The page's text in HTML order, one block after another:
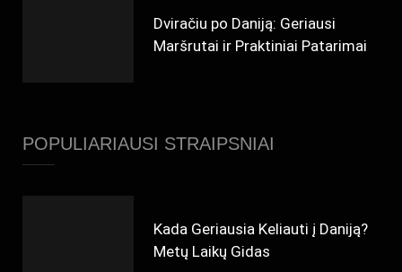
Dviračiu po Daniją: Geriausi
Maršrutai ir Praktiniai Patarimai
POPULIARIAUSI STRAIPSNIAI
Kada Geriausia Keliauti į Daniją?
Metų Laikų Gidas